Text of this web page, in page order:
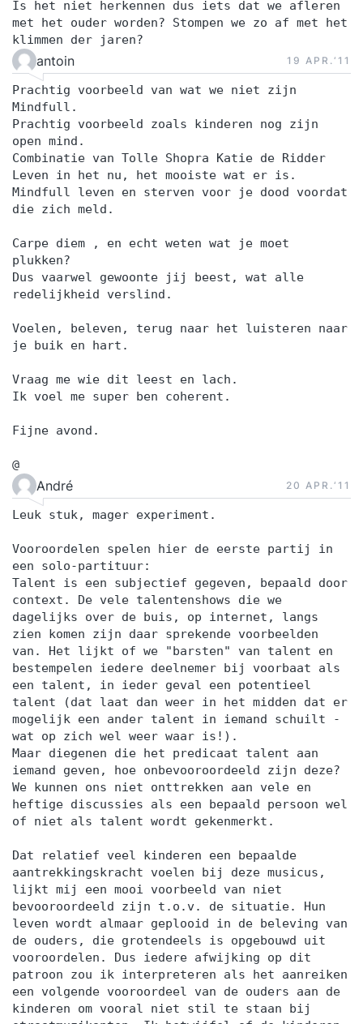
Is het niet herkennen dus iets dat we afleren
met het ouder worden? Stompen we zo af met het
klimmen der jaren?
antoin 19 APR.‘11
Prachtig voorbeeld van wat we niet zijn
Mindfull.
Prachtig voorbeeld zoals kinderen nog zijn
open mind.
Combinatie van Tolle Shopra Katie de Ridder
Leven in het nu, het mooiste wat er is.
Mindfull leven en sterven voor je dood voordat
die zich meld.
Carpe diem , en echt weten wat je moet
plukken?
Dus vaarwel gewoonte jij beest, wat alle
redelijkheid verslind.
Voelen, beleven, terug naar het luisteren naar
je buik en hart.
Vraag me wie dit leest en lach.
Ik voel me super ben coherent.
Fijne avond.
@
André 20 APR.‘11
Leuk stuk, mager experiment.
Vooroordelen spelen hier de eerste partij in
een solo-partituur:
Talent is een subjectief gegeven, bepaald door
context. De vele talentenshows die we
dagelijks over de buis, op internet, langs
zien komen zijn daar sprekende voorbeelden
van. Het lijkt of we "barsten" van talent en
bestempelen iedere deelnemer bij voorbaat als
een talent, in ieder geval een potentieel
talent (dat laat dan weer in het midden dat er
mogelijk een ander talent in iemand schuilt -
wat op zich wel weer waar is!).
Maar diegenen die het predicaat talent aan
iemand geven, hoe onbevooroordeeld zijn deze?
We kunnen ons niet onttrekken aan vele en
heftige discussies als een bepaald persoon wel
of niet als talent wordt gekenmerkt.
Dat relatief veel kinderen een bepaalde
aantrekkingskracht voelen bij deze musicus,
lijkt mij een mooi voorbeeld van niet
bevooroordeeld zijn t.o.v. de situatie. Hun
leven wordt almaar geplooid in de beleving van
de ouders, die grotendeels is opgebouwd uit
vooroordelen. Dus iedere afwijking op dit
patroon zou ik interpreteren als het aanreiken
een volgende vooroordeel van de ouders aan de
kinderen om vooral niet stil te staan bij